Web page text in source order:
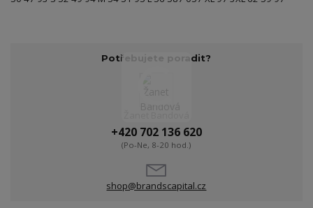
Potřebujete poradit?
+420 702 136 620
(Po-Ne, 8-20 hod.)
shop@brandscapital.cz